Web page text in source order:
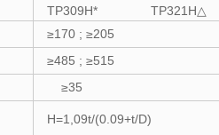
TP309H* TP321H△
≥170 ; ≥205
≥485 ; ≥515
≥35
H=1,09t/(0.09+t/D)